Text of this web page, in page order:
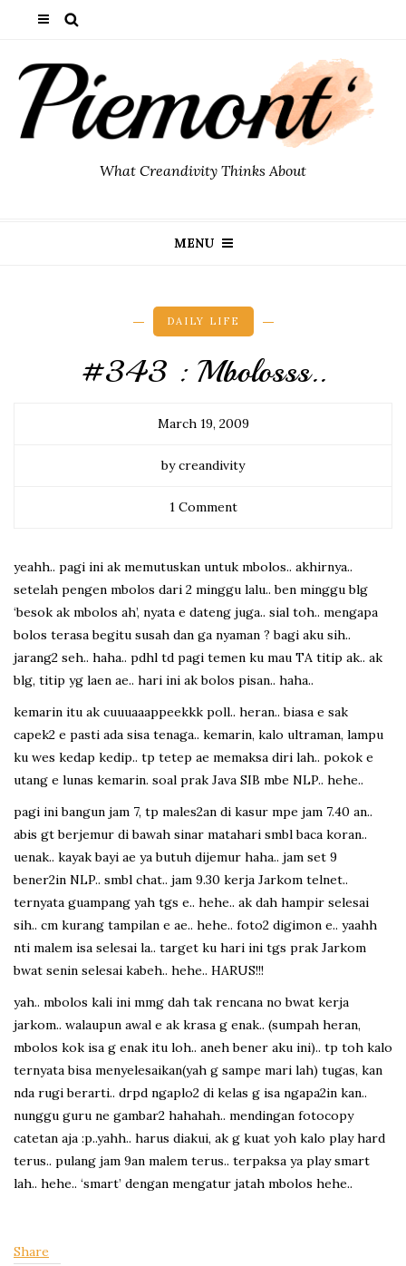
What Creandivity Thinks About
MENU
DAILY LIFE
#343 : Mbolosss..
March 19, 2009
by creandivity
1 Comment
yeahh.. pagi ini ak memutuskan untuk mbolos.. akhirnya..
setelah pengen mbolos dari 2 minggu lalu.. ben minggu blg
‘besok ak mbolos ah’, nyata e dateng juga.. sial toh.. mengapa
bolos terasa begitu susah dan ga nyaman ? bagi aku sih..
jarang2 seh.. haha.. pdhl td pagi temen ku mau TA titip ak.. ak
blg, titip yg laen ae.. hari ini ak bolos pisan.. haha..
kemarin itu ak cuuuaaappeekkk poll.. heran.. biasa e sak
capek2 e pasti ada sisa tenaga.. kemarin, kalo ultraman, lampu
ku wes kedap kedip.. tp tetep ae memaksa diri lah.. pokok e
utang e lunas kemarin. soal prak Java SIB mbe NLP.. hehe..
pagi ini bangun jam 7, tp males2an di kasur mpe jam 7.40 an..
abis gt berjemur di bawah sinar matahari smbl baca koran..
uenak.. kayak bayi ae ya butuh dijemur haha.. jam set 9
bener2in NLP.. smbl chat.. jam 9.30 kerja Jarkom telnet..
ternyata guampang yah tgs e.. hehe.. ak dah hampir selesai
sih.. cm kurang tampilan e ae.. hehe.. foto2 digimon e.. yaahh
nti malem isa selesai la.. target ku hari ini tgs prak Jarkom
bwat senin selesai kabeh.. hehe.. HARUS!!!
yah.. mbolos kali ini mmg dah tak rencana no bwat kerja
jarkom.. walaupun awal e ak krasa g enak.. (sumpah heran,
mbolos kok isa g enak itu loh.. aneh bener aku ini).. tp toh kalo
ternyata bisa menyelesaikan(yah g sampe mari lah) tugas, kan
nda rugi berarti.. drpd ngaplo2 di kelas g isa ngapa2in kan..
nunggu guru ne gambar2 hahahah.. mendingan fotocopy
catetan aja :p..yahh.. harus diakui, ak g kuat yoh kalo play hard
terus.. pulang jam 9an malem terus.. terpaksa ya play smart
lah.. hehe.. ‘smart’ dengan mengatur jatah mbolos hehe..
Share